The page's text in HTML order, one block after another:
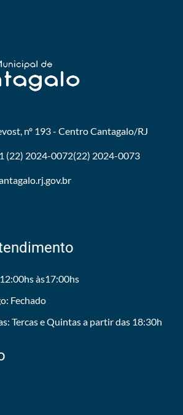
nº 193 - CentroCantagalo/RJ
(22) 2024-0072(22) 2024-0073
às17:00hs
Fechado
Tercas e Quintas a partir das 18:30h